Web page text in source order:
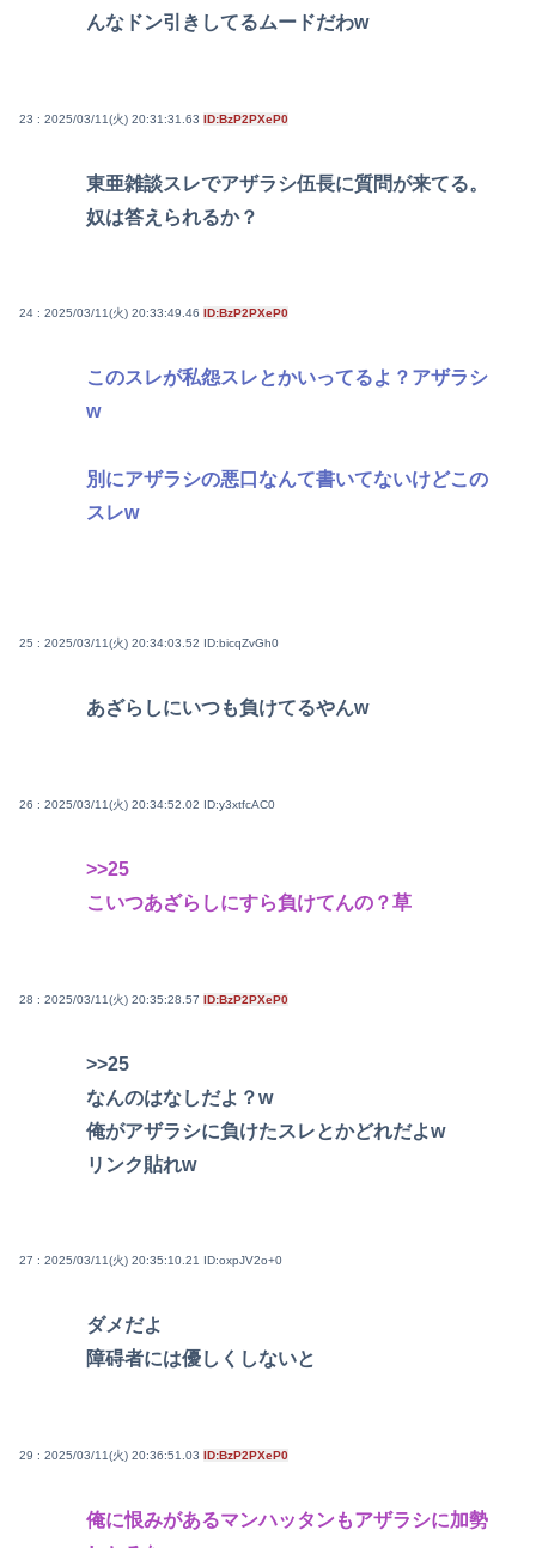
んなドン引きしてるムードだわw
23 : 2025/03/11(火) 20:31:31.63 ID:BzP2PXeP0
東亜雑談スレでアザラシ伍長に質問が来てる。
奴は答えられるか？
24 : 2025/03/11(火) 20:33:49.46 ID:BzP2PXeP0
このスレが私怨スレとかいってるよ？アザラシ
w
別にアザラシの悪口なんて書いてないけどこの
スレw
25 : 2025/03/11(火) 20:34:03.52 ID:bicqZvGh0
あざらしにいつも負けてるやんw
26 : 2025/03/11(火) 20:34:52.02 ID:y3xtfcAC0
>>25
こいつあざらしにすら負けてんの？草
28 : 2025/03/11(火) 20:35:28.57 ID:BzP2PXeP0
>>25
なんのはなしだよ？w
俺がアザラシに負けたスレとかどれだよw
リンク貼れw
27 : 2025/03/11(火) 20:35:10.21 ID:oxpJV2o+0
ダメだよ
障碍者には優しくしないと
29 : 2025/03/11(火) 20:36:51.03 ID:BzP2PXeP0
俺に恨みがあるマンハッタンもアザラシに加勢